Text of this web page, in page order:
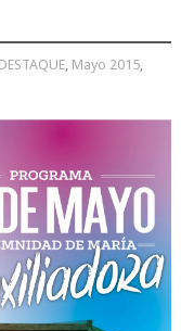
, Mayo 2015,